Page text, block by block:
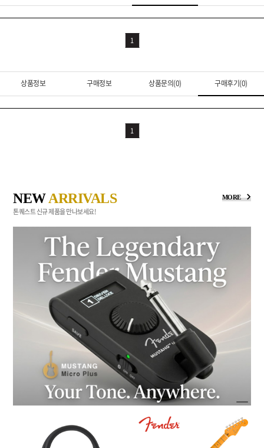
1
상품정보 구매정보 상품문의(0) 구매후기(0)
1
NEWARRIVALS MORE
톤퀘스트 신규 제품을 만나보세요!